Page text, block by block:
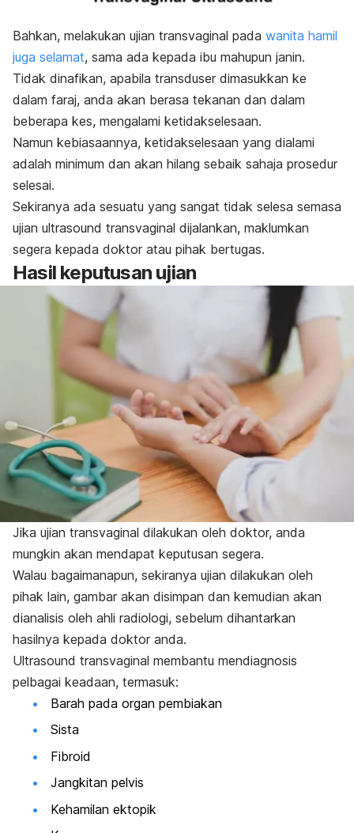
Bahkan, melakukan ujian transvaginal pada wanita hamil
juga selamat, sama ada kepada ibu mahupun janin.
Tidak dinafikan, apabila transduser dimasukkan ke
dalam faraj, anda akan berasa tekanan dan dalam
beberapa kes, mengalami ketidakselesaan.
Namun kebiasaannya, ketidakselesaan yang dialami
adalah minimum dan akan hilang sebaik sahaja prosedur
selesai.
Sekiranya ada sesuatu yang sangat tidak selesa semasa
ujian ultrasound transvaginal dijalankan, maklumkan
segera kepada doktor atau pihak bertugas.
Hasil keputusan ujian
Jika ujian transvaginal dilakukan oleh doktor, anda
mungkin akan mendapat keputusan segera.
Walau bagaimanapun, sekiranya ujian dilakukan oleh
pihak lain, gambar akan disimpan dan kemudian akan
dianalisis oleh ahli radiologi, sebelum dihantarkan
hasilnya kepada doktor anda.
Ultrasound transvaginal membantu mendiagnosis
pelbagai keadaan, termasuk:
Barah pada organ pembiakan
Sista
Fibroid
Jangkitan pelvis
Kehamilan ektopik